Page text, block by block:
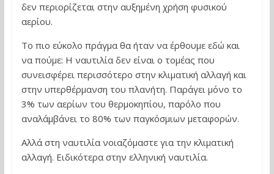
δεν περιορίζεται στην αυξημένη χρήση φυσικού
αερίου.
Το πιο εύκολο πράγμα θα ήταν να έρθουμε εδώ και
να πούμε: Η ναυτιλία δεν είναι ο τομέας που
συνεισφέρει περισσότερο στην κλιματική αλλαγή και
στην υπερθέρμανση του πλανήτη. Παράγει μόνο το
3% των αερίων του θερμοκηπίου, παρόλο που
αναλάμβάνει το 80% των παγκόσμιων μεταφορών.
Αλλά στη ναυτιλία νοιαζόμαστε για την κλιματική
αλλαγή. Ειδικότερα στην ελληνική ναυτιλία.